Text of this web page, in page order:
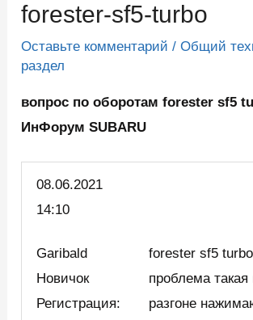
forester-sf5-turbo
Оставьте комментарий /Общий
раздел
вопрос по оборотам forester sf5
ИнФорум SUBARU
08.06.2021
14:10
Garibald
Новичок
Регистрация:
forester sf5
проблема такая
разгоне